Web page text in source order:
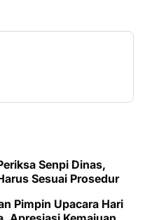
Senpi Dinas,
Sesuai Prosedur
Pimpin Upacara Hari